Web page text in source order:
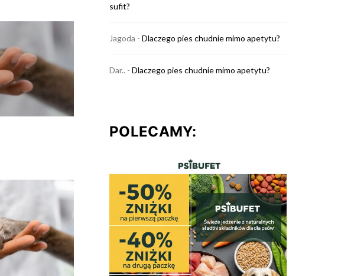
sufit?
Jagoda - Dlaczego pies chudnie mimo apetytu?
Dar.. - Dlaczego pies chudnie mimo apetytu?
POLECAMY: